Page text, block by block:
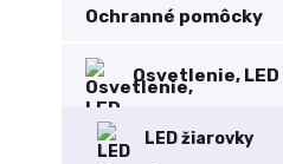
Ochranné pomôcky
Osvetlenie, LED
LED žiarovky